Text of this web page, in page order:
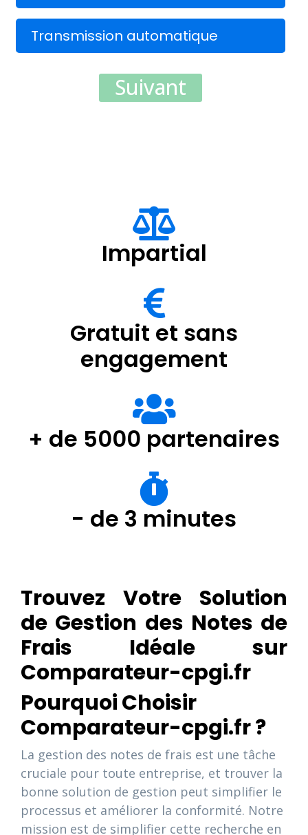
Transmission automatique
Suivant
Impartial
Gratuit et sans
engagement
+ de 5000 partenaires
- de 3 minutes
Trouvez Votre Solution
de Gestion des Notes de
Frais Idéale sur
Comparateur-cpgi.fr
Pourquoi Choisir
Comparateur-cpgi.fr ?
La gestion des notes de frais est une tâche
cruciale pour toute entreprise, et trouver la
bonne solution de gestion peut simplifier le
processus et améliorer la conformité. Notre
mission est de simplifier cette recherche en